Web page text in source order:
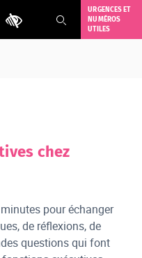
Outils d'accessibilité
URGENCES ET
NUMÉROS
UTILES
chez
pour échanger
de réflexions, de
questions qui font